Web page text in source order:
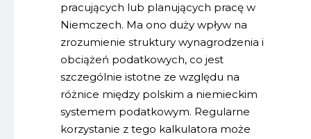
pracujących lub planujących pracę w
Niemczech. Ma ono duży wpływ na
zrozumienie struktury wynagrodzenia i
obciążeń podatkowych, co jest
szczególnie istotne ze względu na
różnice między polskim a niemieckim
systemem podatkowym. Regularne
korzystanie z tego kalkulatora może